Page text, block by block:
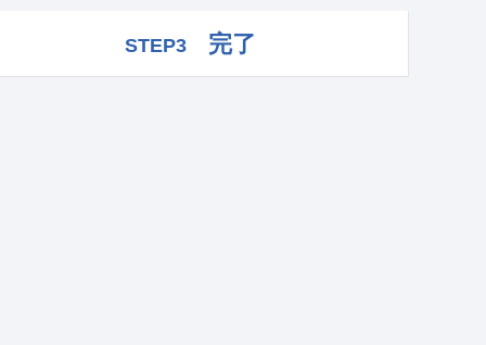
STEP3 完了